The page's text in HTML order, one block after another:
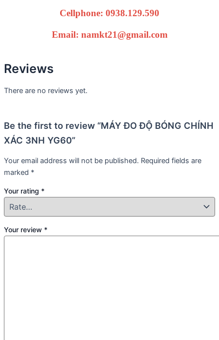
Cellphone: 0938.129.590
Email: namkt21@gmail.com
Reviews
There are no reviews yet.
Be the first to review “MÁY ĐO ĐỘ BÓNG CHÍNH
XÁC 3NH YG60”
Your email address will not be published. Required fields are
marked *
Your rating *
Your review *